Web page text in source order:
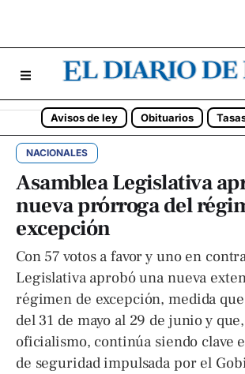
Avisos de ley Obituarios
NACIONALES
Asamblea Legislativa
nueva prórroga del
excepción
Con 57 votos a favor y uno en
Legislativa aprobó una nueva
régimen de excepción, medida
del 31 de mayo al 29 de junio y
oficialismo, continúa siendo clave
de seguridad impulsada por el